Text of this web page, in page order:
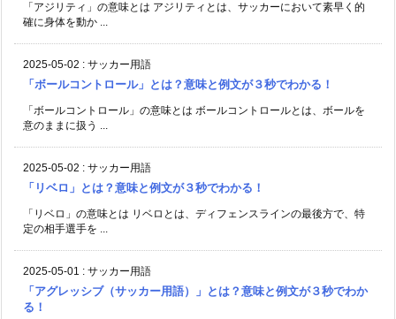
「アジリティ」の意味とは アジリティとは、サッカーにおいて素早く的
確に身体を動か ...
2025-05-02 : サッカー用語
「ボールコントロール」とは？意味と例文が３秒でわかる！
「ボールコントロール」の意味とは ボールコントロールとは、ボールを
意のままに扱う ...
2025-05-02 : サッカー用語
「リベロ」とは？意味と例文が３秒でわかる！
「リベロ」の意味とは リベロとは、ディフェンスラインの最後方で、特
定の相手選手を ...
2025-05-01 : サッカー用語
「アグレッシブ（サッカー用語）」とは？意味と例文が３秒でわか
る！